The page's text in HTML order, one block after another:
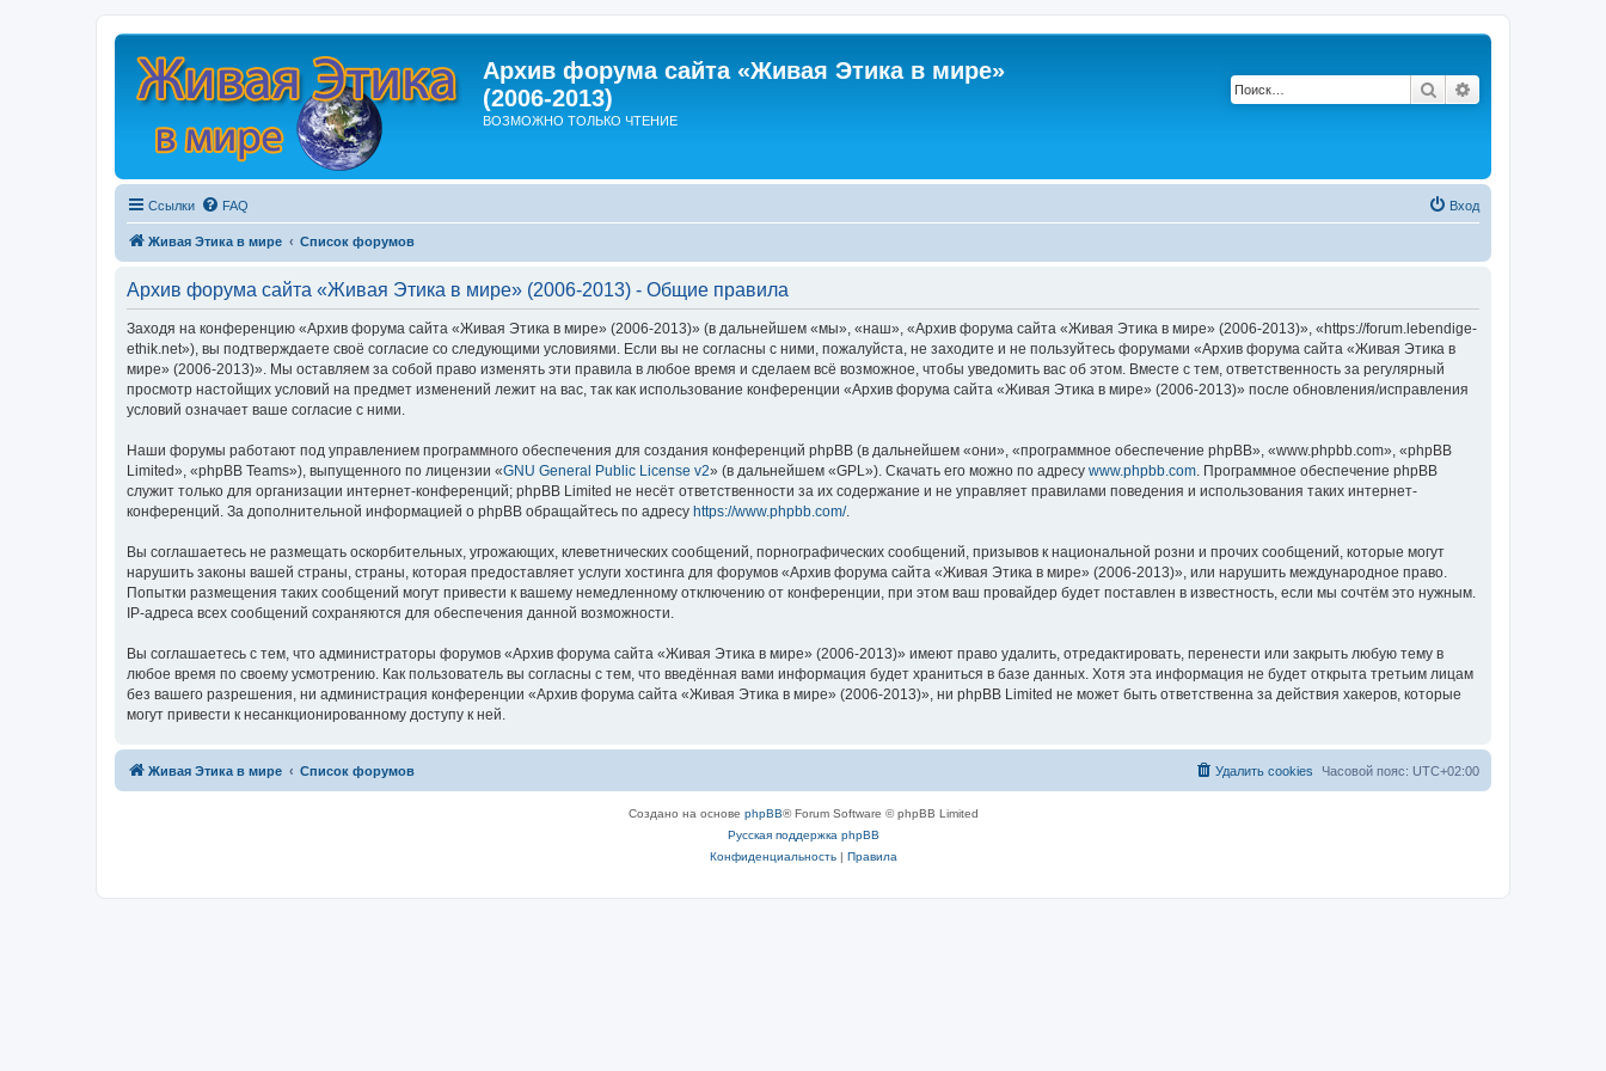
Архив форума сайта «Живая Этика в мире»
(2006-2013)
ВОЗМОЖНО ТОЛЬКО ЧТЕНИЕ
Поиск
Ссылки FAQ Вход
Живая Этика в мире Список форумов
Архив форума сайта «Живая Этика в мире» (2006-2013) - Общие правила
Заходя на конференцию «Архив форума сайта «Живая Этика в мире» (2006-2013)» (в дальнейшем «мы», «наш», «Архив форума сайта «Живая Этика в мире» (2006-2013)», «https://forum.lebendige-
ethik.net»), вы подтверждаете своё согласие со следующими условиями. Если вы не согласны с ними, пожалуйста, не заходите и не пользуйтесь форумами «Архив форума сайта «Живая Этика в
мире» (2006-2013)». Мы оставляем за собой право изменять эти правила в любое время и сделаем всё возможное, чтобы уведомить вас об этом. Вместе с тем, ответственность за регулярный
просмотр настойщих условий на предмет изменений лежит на вас, так как использование конференции «Архив форума сайта «Живая Этика в мире» (2006-2013)» после обновления/исправления
условий означает ваше согласие с ними.
Наши форумы работают под управлением программного обеспечения для создания конференций phpBB (в дальнейшем «они», «программное обеспечение phpBB», «www.phpbb.com», «phpBB
Limited», «phpBB Teams»), выпущенного по лицензии «GNU General Public License v2» (в дальнейшем «GPL»). Скачать его можно по адресу www.phpbb.com. Программное обеспечение phpBB
служит только для организации интернет-конференций; phpBB Limited не несёт ответственности за их содержание и не управляет правилами поведения и использования таких интернет-
конференций. За дополнительной информацией о phpBB обращайтесь по адресу https://www.phpbb.com/.
Вы соглашаетесь не размещать оскорбительных, угрожающих, клеветнических сообщений, порнографических сообщений, призывов к национальной розни и прочих сообщений, которые могут
нарушить законы вашей страны, страны, которая предоставляет услуги хостинга для форумов «Архив форума сайта «Живая Этика в мире» (2006-2013)», или нарушить международное право.
Попытки размещения таких сообщений могут привести к вашему немедленному отключению от конференции, при этом ваш провайдер будет поставлен в известность, если мы сочтём это нужным.
IP-адреса всех сообщений сохраняются для обеспечения данной возможности.
Вы соглашаетесь с тем, что администраторы форумов «Архив форума сайта «Живая Этика в мире» (2006-2013)» имеют право удалить, отредактировать, перенести или закрыть любую тему в
любое время по своему усмотрению. Как пользователь вы согласны с тем, что введённая вами информация будет храниться в базе данных. Хотя эта информация не будет открыта третьим лицам
без вашего разрешения, ни администрация конференции «Архив форума сайта «Живая Этика в мире» (2006-2013)», ни phpBB Limited не может быть ответственна за действия хакеров, которые
могут привести к несанкционированному доступу к ней.
Живая Этика в мире Список форумов Часовой пояс: UTC+02:00
Удалить cookies
Создано на основе phpBB® Forum Software © phpBB Limited
Русская поддержка phpBB
Конфиденциальность| Правила